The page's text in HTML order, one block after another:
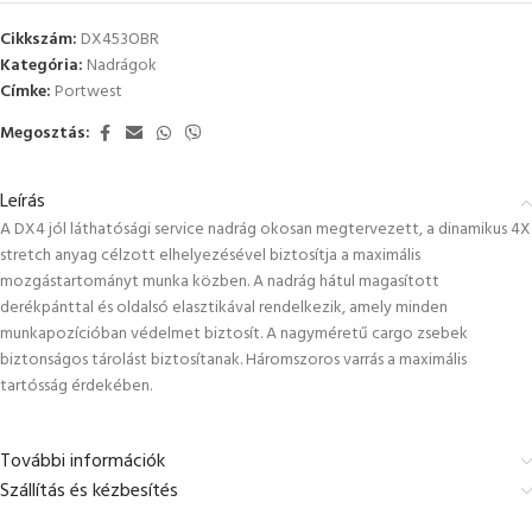
Cikkszám: DX453OBR
Kategória: Nadrágok
Címke: Portwest
Megosztás:
Leírás
A DX4 jól láthatósági service nadrág okosan megtervezett, a dinamikus 4X
stretch anyag célzott elhelyezésével biztosítja a maximális
mozgástartományt munka közben. A nadrág hátul magasított
derékpánttal és oldalsó elasztikával rendelkezik, amely minden
munkapozícióban védelmet biztosít. A nagyméretű cargo zsebek
biztonságos tárolást biztosítanak. Háromszoros varrás a maximális
tartósság érdekében.
További információk
Szállítás és kézbesítés